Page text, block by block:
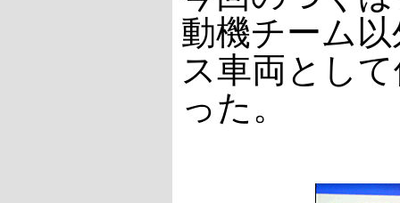
動機チーム
ス車両とし
った。